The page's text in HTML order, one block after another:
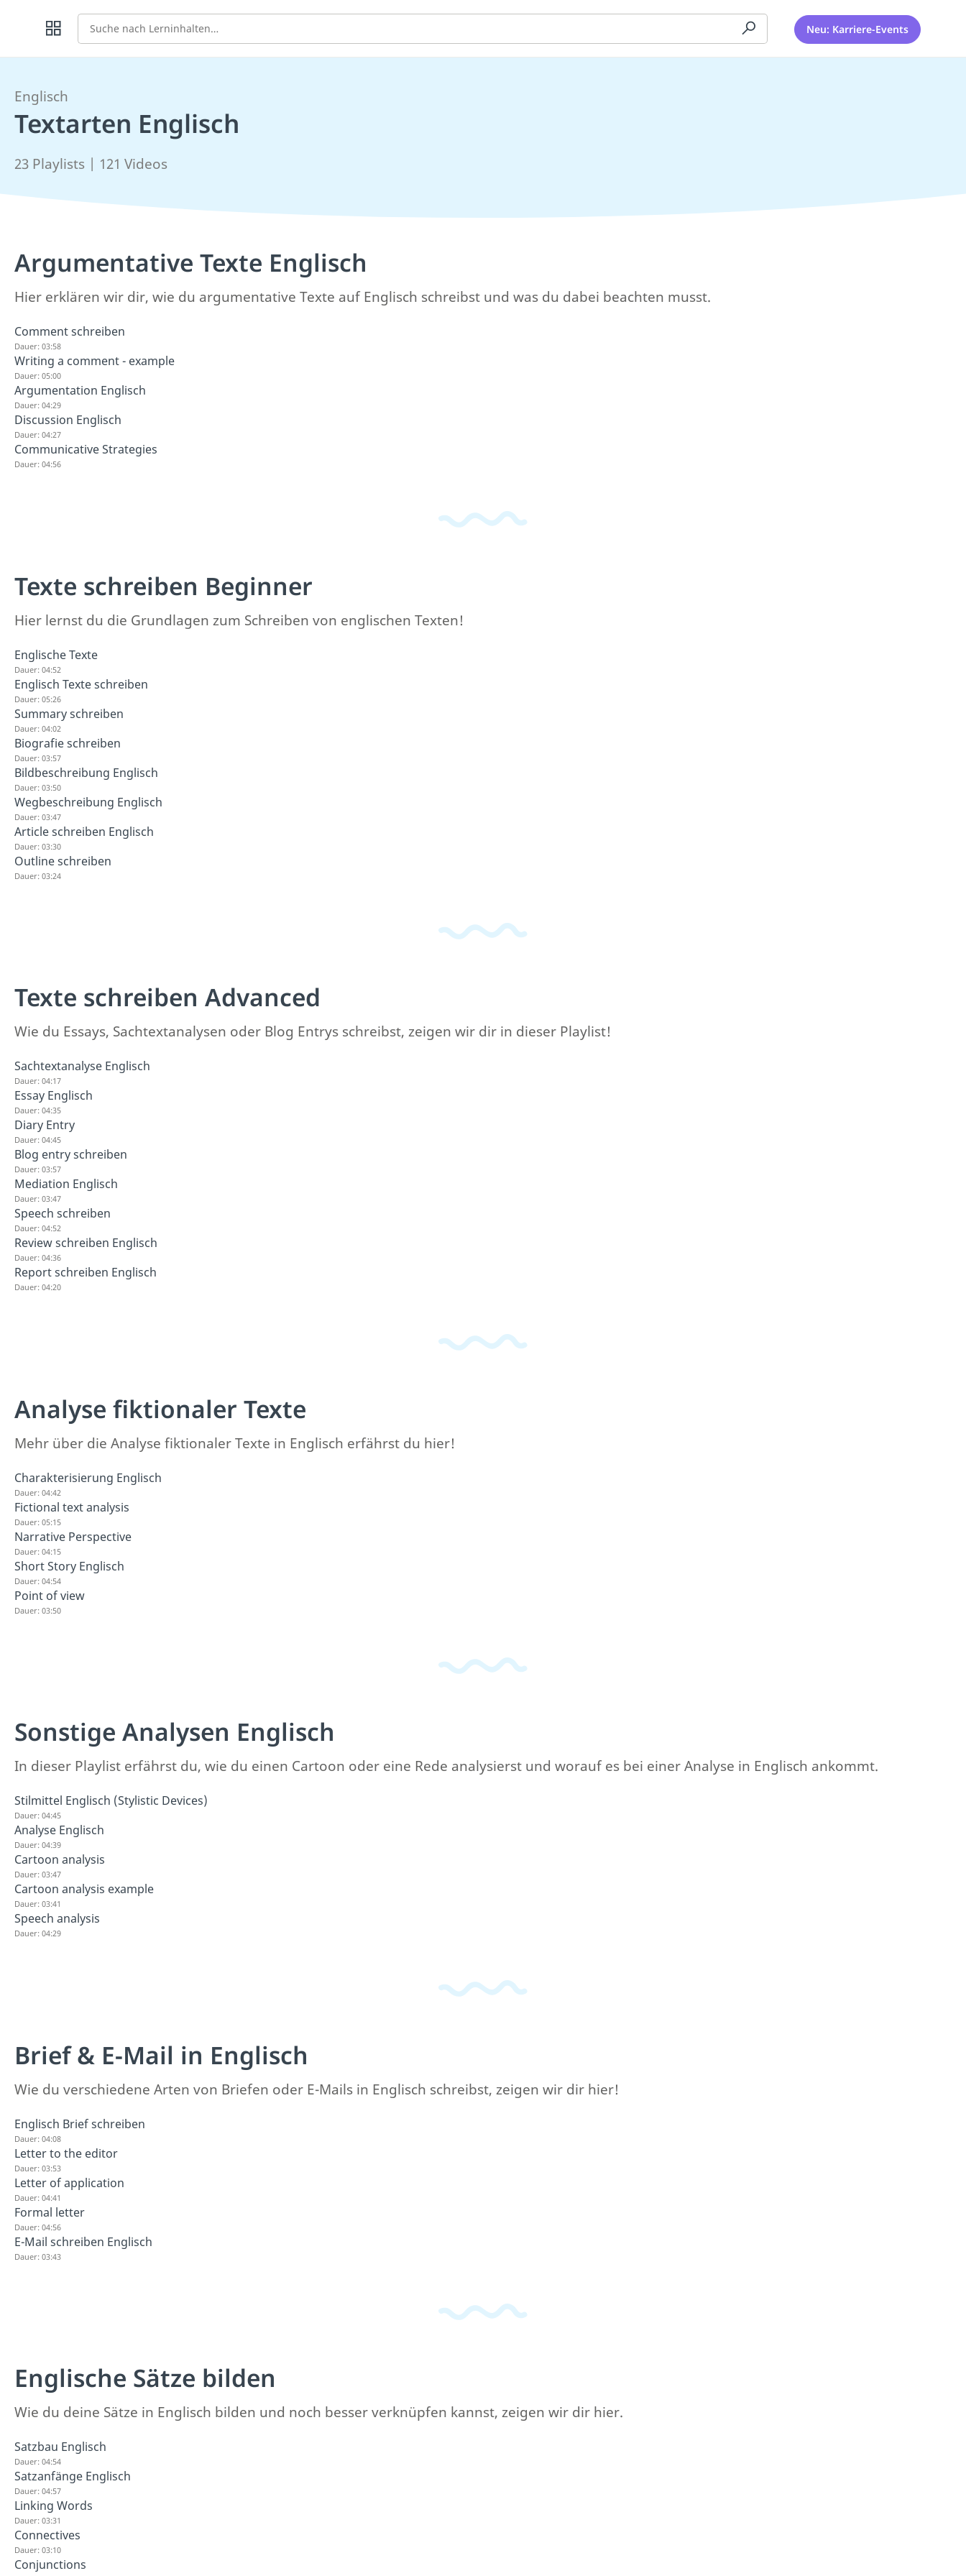
Suche Neu: Karriere-Events
Englisch
Textarten Englisch
23 Playlists | 121 Videos
Argumentative Texte Englisch
Hier erklären wir dir, wie du argumentative Texte auf Englisch schreibst und was du dabei beachten musst.
Comment schreiben
Dauer: 03:58
Writing a comment - example
Dauer: 05:00
Argumentation Englisch
Dauer: 04:29
Discussion Englisch
Dauer: 04:27
Communicative Strategies
Dauer: 04:56
Texte schreiben Beginner
Hier lernst du die Grundlagen zum Schreiben von englischen Texten!
Englische Texte
Dauer: 04:52
Englisch Texte schreiben
Dauer: 05:26
Summary schreiben
Dauer: 04:02
Biografie schreiben
Dauer: 03:57
Bildbeschreibung Englisch
Dauer: 03:50
Wegbeschreibung Englisch
Dauer: 03:47
Article schreiben Englisch
Dauer: 03:30
Outline schreiben
Dauer: 03:24
Texte schreiben Advanced
Wie du Essays, Sachtextanalysen oder Blog Entrys schreibst, zeigen wir dir in dieser Playlist!
Sachtextanalyse Englisch
Dauer: 04:17
Essay Englisch
Dauer: 04:35
Diary Entry
Dauer: 04:45
Blog entry schreiben
Dauer: 03:57
Mediation Englisch
Dauer: 03:47
Speech schreiben
Dauer: 04:52
Review schreiben Englisch
Dauer: 04:36
Report schreiben Englisch
Dauer: 04:20
Analyse fiktionaler Texte
Mehr über die Analyse fiktionaler Texte in Englisch erfährst du hier!
Charakterisierung Englisch
Dauer: 04:42
Fictional text analysis
Dauer: 05:15
Narrative Perspective
Dauer: 04:15
Short Story Englisch
Dauer: 04:54
Point of view
Dauer: 03:50
Sonstige Analysen Englisch
In dieser Playlist erfährst du, wie du einen Cartoon oder eine Rede analysierst und worauf es bei einer Analyse in Englisch ankommt.
Stilmittel Englisch (Stylistic Devices)
Dauer: 04:45
Analyse Englisch
Dauer: 04:39
Cartoon analysis
Dauer: 03:47
Cartoon analysis example
Dauer: 03:41
Speech analysis
Dauer: 04:29
Brief & E-Mail in Englisch
Wie du verschiedene Arten von Briefen oder E-Mails in Englisch schreibst, zeigen wir dir hier!
Englisch Brief schreiben
Dauer: 04:08
Letter to the editor
Dauer: 03:53
Letter of application
Dauer: 04:41
Formal letter
Dauer: 04:56
E-Mail schreiben Englisch
Dauer: 03:43
Englische Sätze bilden
Wie du deine Sätze in Englisch bilden und noch besser verknüpfen kannst, zeigen wir dir hier.
Satzbau Englisch
Dauer: 04:54
Satzanfänge Englisch
Dauer: 04:57
Linking Words
Dauer: 03:31
Connectives
Dauer: 03:10
Conjunctions